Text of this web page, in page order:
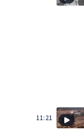
11:21